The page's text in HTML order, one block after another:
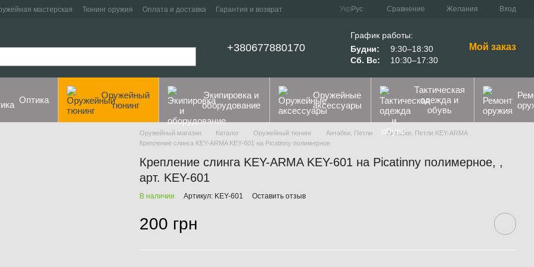
мастерская Тюнинг оружия Оплата и доставка
Гарантия и возврат
Укр Рус Сравнение Желания Вход
+380677880170
График работы:
Будни:
9:30–18:30
Сб. Вс:
10:30–17:30
Мой заказ
Оптика
Оружейный
тюнинг
Экипировка и
оборудование
Оружейные
аксессуары
Тактическая
одежда и
обувь
Оружейный магазин Каталог Оружейный тюнинг Антабки, Петли
Антабки, Петли KEY-ARMA
Крепление слинга KEY-ARMA KEY-601 на Picatinny полимерное
Крепление слинга KEY-ARMA KEY-601 на Picatinny полимерное, ,
арт. KEY-601
В наличии Артикул: KEY-601 Оставить отзыв
200 грн